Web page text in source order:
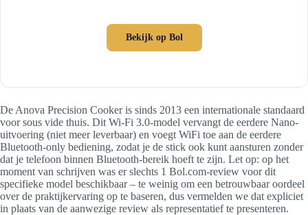
Bekijk op Bol
De Anova Precision Cooker is sinds 2013 een internationale standaard
voor sous vide thuis. Dit Wi-Fi 3.0-model vervangt de eerdere Nano-
uitvoering (niet meer leverbaar) en voegt WiFi toe aan de eerdere
Bluetooth-only bediening, zodat je de stick ook kunt aansturen zonder
dat je telefoon binnen Bluetooth-bereik hoeft te zijn. Let op: op het
moment van schrijven was er slechts 1 Bol.com-review voor dit
specifieke model beschikbaar – te weinig om een betrouwbaar oordeel
over de praktijkervaring op te baseren, dus vermelden we dat expliciet
in plaats van de aanwezige review als representatief te presenteren.